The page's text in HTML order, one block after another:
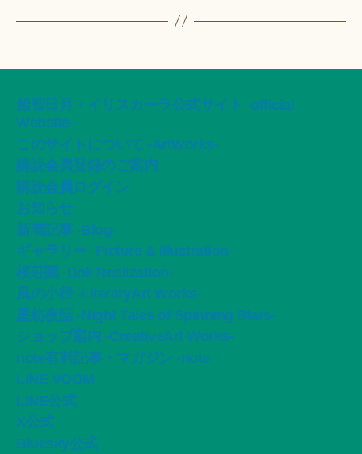
船智日月・イリスカーラ公式サイト -official
Website-
このサイトについて -ArtWorks-
購読会員登録のご案内
購読会員ログイン
お知らせ
新着記事 -Blog-
ギャラリー -Picture & Illustration-
桜荘園 -Doll Realization-
風の小径 -LiteraryArt Works-
星紡夜話 -Night Tales of Spinning Stars-
ショップ案内 -CreativeArt Works-
note有料記事・マガジン -note
LINE VOOM
LINE公式
X公式
Bluesky公式